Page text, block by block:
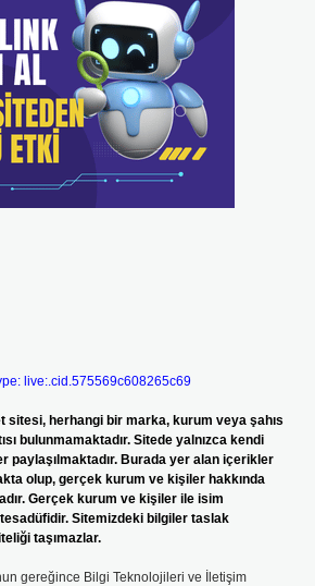
live:.cid.575569c608265c69
sitesi, herhangi bir marka, kurum veya şahıs
bulunmamaktadır. Sitede yalnızca kendi
paylaşılmaktadır. Burada yer alan içerikler
olup, gerçek kurum ve kişiler hakkında
Gerçek kurum ve kişiler ile isim
Sitemizdeki bilgiler taslak
taşımazlar.
gereğince Bilgi Teknolojileri ve İletişim